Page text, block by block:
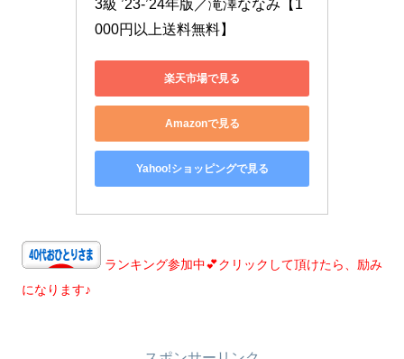
3級 ’23-’24年版／滝澤ななみ【1
000円以上送料無料】
楽天市場で見る
Amazonで見る
Yahoo!ショッピングで見る
ランキング参加中💕クリックして頂けたら、励み
になります♪